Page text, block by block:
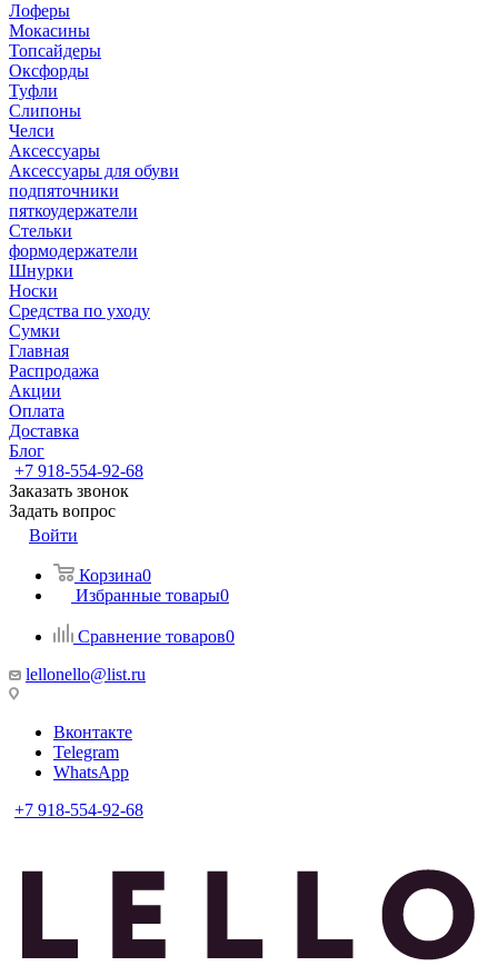
Лоферы
Мокасины
Топсайдеры
Оксфорды
Туфли
Слипоны
Челси
Аксессуары
Аксессуары для обуви
подпяточники
пяткоудержатели
Стельки
формодержатели
Шнурки
Носки
Средства по уходу
Сумки
Главная
Распродажа
Акции
Оплата
Доставка
Блог
+7 918-554-92-68
Заказать звонок
Задать вопрос
Войти
Корзина0
Избранные товары0
Сравнение товаров0
lellonello@list.ru
Вконтакте
Telegram
WhatsApp
+7 918-554-92-68